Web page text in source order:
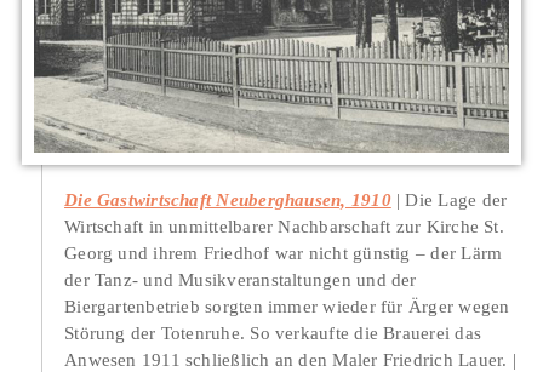
Die Gastwirtschaft Neuberghausen, 1910
Die Lage der
Wirtschaft in unmittelbarer Nachbarschaft zur Kirche St.
Georg und ihrem Friedhof war nicht günstig – der Lärm
der Tanz- und Musikveranstaltungen und der
Biergartenbetrieb sorgten immer wieder für Ärger wegen
Störung der Totenruhe. So verkaufte die Brauerei das
Anwesen 1911 schließlich an den Maler Friedrich Lauer.